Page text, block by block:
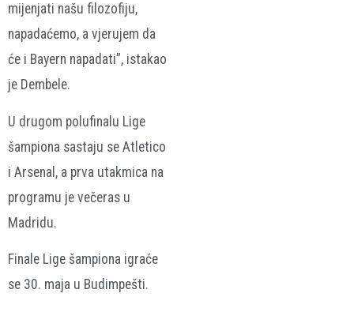
mijenjati našu filozofiju,
napadaćemo, a vjerujem da
će i Bayern napadati”, istakao
je Dembele.
U drugom polufinalu Lige
šampiona sastaju se Atletico
i Arsenal, a prva utakmica na
programu je večeras u
Madridu.
Finale Lige šampiona igraće
se 30. maja u Budimpešti.